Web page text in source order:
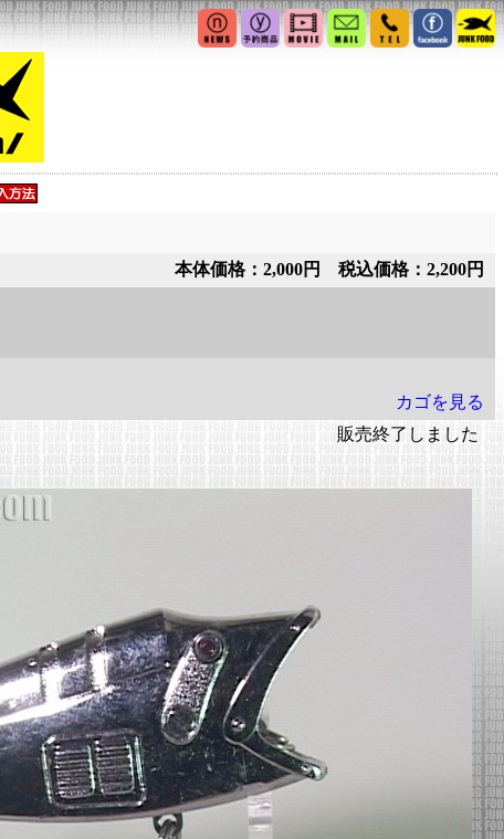
本体価格：2,000円 税込価格：2,200円
カゴを見る
販売終了しました